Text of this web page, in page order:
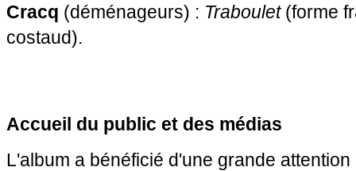
Cracq (déménageurs) : Traboulet(forme
costaud).
Accueil du public et des médias
L'album a bénéficié d'une grande